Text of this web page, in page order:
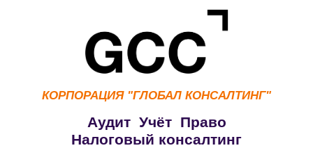
КОРПОРАЦИЯ "ГЛОБАЛ КОНСАЛТИНГ"
Аудит Учёт Право
Налоговый консалтинг